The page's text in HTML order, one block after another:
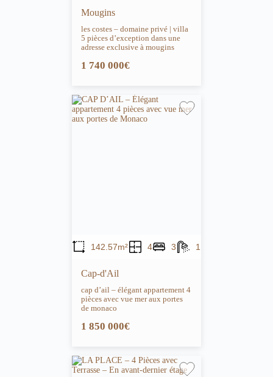
Mougins
les costes – domaine privé | villa
5 pièces d’exception dans une
adresse exclusive à mougins
1 740 000€
142.57m² 4 3 1
Cap-d'Ail
cap d’ail – élégant appartement 4
pièces avec vue mer aux portes
de monaco
1 850 000€